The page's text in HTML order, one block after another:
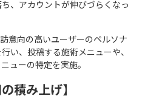
、アカウントが伸びづらくなっ
意向の高いユーザーのペルソナ
い、投稿する施術メニューや、
ューの特定を実施。
積み上げ】